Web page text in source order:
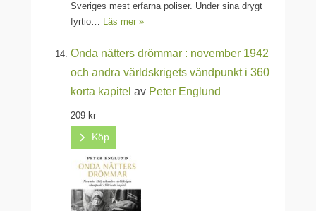
Sveriges mest erfarna poliser. Under sina drygt
fyrtio… Läs mer »
Onda nätters drömmar : november 1942
och andra världskrigets vändpunkt i 360
korta kapitel av Peter Englund
209 kr
Köp